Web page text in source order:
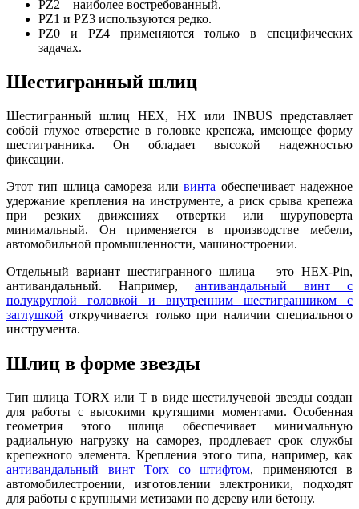
PZ2 – наиболее востребованный.
PZ1 и PZ3 используются редко.
PZ0 и PZ4 применяются только в специфических
задачах.
Шестигранный шлиц
Шестигранный шлиц HEX, HX или INBUS представляет
собой глухое отверстие в головке крепежа, имеющее форму
шестигранника. Он обладает высокой надежностью
фиксации.
Этот тип шлица самореза иливинта обеспечивает надежное
удержание крепления на инструменте, а риск срыва крепежа
при резких движениях отвертки или шуруповерта
минимальный. Он применяется в производстве мебели,
автомобильной промышленности, машиностроении.
Отдельный вариант шестигранного шлица – это HEX-Pin,
антивандальный. Например, антивандальный винт с
полукруглой головкой и внутренним шестигранником с
заглушкой откручивается только при наличии специального
инструмента.
Шлиц в форме звезды
Тип шлица TORX или Т в виде шестилучевой звезды создан
для работы с высокими крутящими моментами. Особенная
геометрия этого шлица обеспечивает минимальную
радиальную нагрузку на саморез, продлевает срок службы
крепежного элемента. Крепления этого типа, например, как
антивандальный винт Тorx со штифтом, применяются в
автомобилестроении, изготовлении электроники, подходят
для работы с крупными метизами по дереву или бетону.